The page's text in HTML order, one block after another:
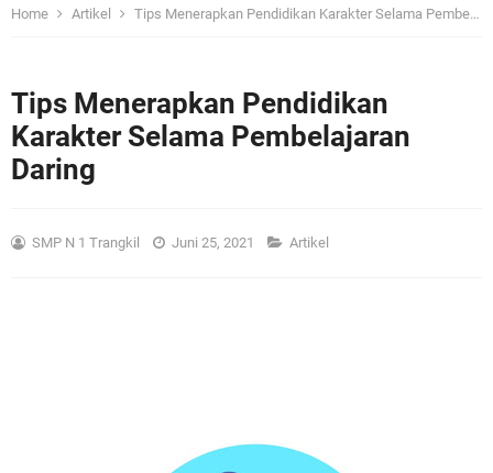
Home Artikel Tips Menerapkan Pendidikan Karakter Selama Pembelajaran Daring
Tips Menerapkan Pendidikan
Karakter Selama Pembelajaran
Daring
SMP N 1 Trangkil Juni 25, 2021 Artikel